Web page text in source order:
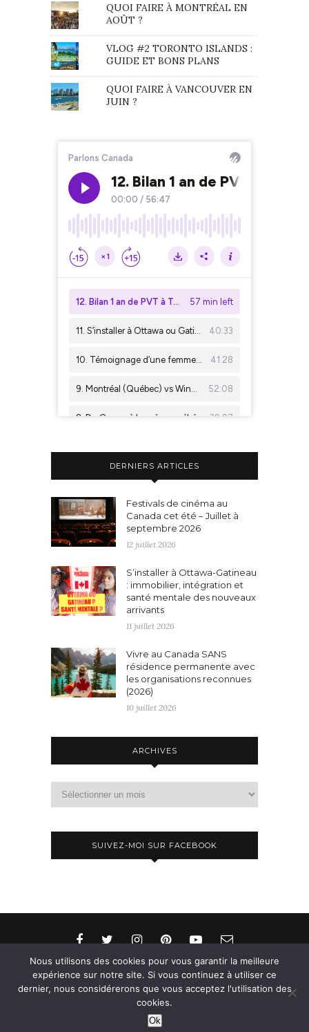
QUOI FAIRE À MONTRÉAL EN
AOÛT ?
VLOG #2 TORONTO ISLANDS :
GUIDE ET BONS PLANS
QUOI FAIRE À VANCOUVER EN
JUIN ?
DERNIERS ARTICLES
Festivals de cinéma au
Canada cet été – Juillet à
septembre 2026
12 juillet 2026
S’installer à Ottawa-Gatineau
: immobilier, intégration et
santé mentale des nouveaux
arrivants
11 juillet 2026
Vivre au Canada SANS
résidence permanente avec
les organisations reconnues
(2026)
10 juillet 2026
ARCHIVES
SUIVEZ-MOI SUR FACEBOOK
© 2015-2026 - Aylee. All Rights Reserved. Designed
& Developed bySoloPine.com
Nous utilisons des cookies pour vous garantir la meilleure
expérience sur notre site. Si vous continuez à utiliser ce
dernier, nous considérerons que vous acceptez l'utilisation des
cookies.
Ok